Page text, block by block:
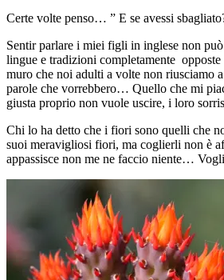
Certe volte penso… ” E se avessi
Sentir parlare i miei figli in inglese non
lingue e tradizioni completamente
muro che noi adulti a volte non riusciamo
parole che vorrebbero… Quello che mi
giusta proprio non vuole uscire, i loro
Chi lo ha detto che i fiori sono quelli che
suoi meravigliosi fiori, ma coglierli non è
appassisce non me ne faccio niente…